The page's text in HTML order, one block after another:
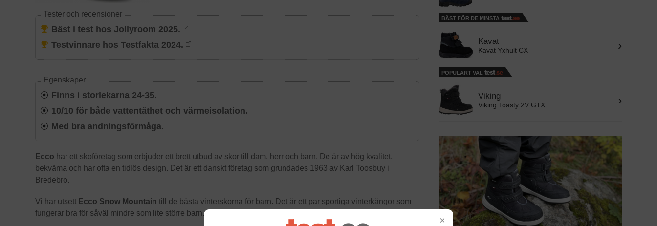
×
Tester och recensioner
Bäst i test hos Jollyroom 2025.
Testvinnare hos Testfakta 2024.
Egenskaper
Finns i storlekarna 24-35.
10/10 för både vattentäthet och värmeisolation.
Med bra andningsförmåga.
Ecco har ett skoföretag som erbjuder ett brett utbud av skor till dam, herr och barn. De är av hög kvalitet,
bekväma och har ofta en tidlös design. Det är ett danskt företag som grundades 1963 av Karl Toosbuy i
Bredebro.
Vi har utsett Ecco Snow Mountain till de bästa vinterskorna för barn. Det är ett par sportiga vinterkängor som
fungerar bra för såväl mindre som lite större barn.
BÄST FÖR DE MINSTA
Kavat
Kavat Yxhult CX ›
POPULÄRT VAL
Viking
Viking Toasty 2V GTX ›